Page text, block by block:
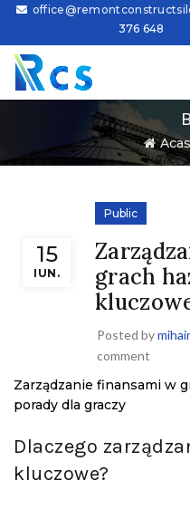
376 648
15
IUN.
Public
grach
Posted by
comment
Zarządzanie finansami w
porady dla graczy
Dlaczego
kluczowe?